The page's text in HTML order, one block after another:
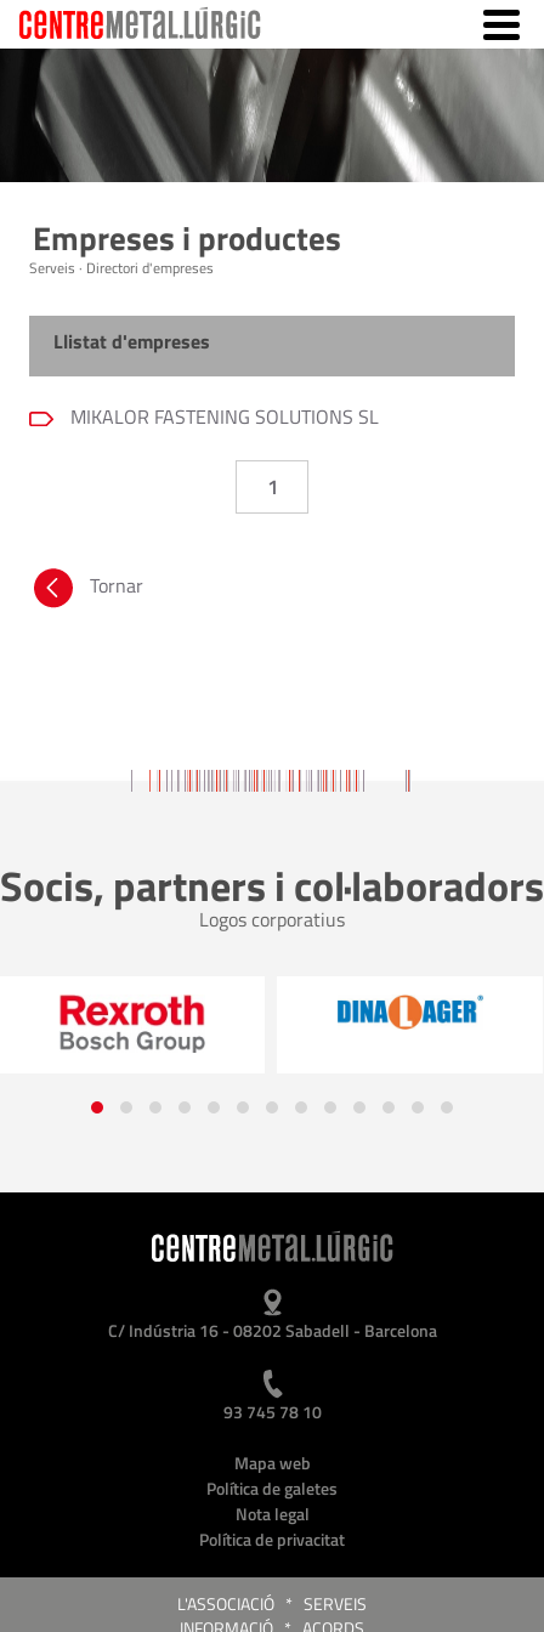
Empreses i productes
Serveis · Directori d'empreses
Llistat d'empreses
MIKALOR FASTENING SOLUTIONS SL
1
Tornar
Socis, partners i col·laboradors
Logos corporatius
C/ Indústria 16 - 08202 Sabadell - Barcelona
93 745 78 10
Mapa web
Política de galetes
Nota legal
Política de privacitat
L'ASSOCIACIÓ * SERVEIS